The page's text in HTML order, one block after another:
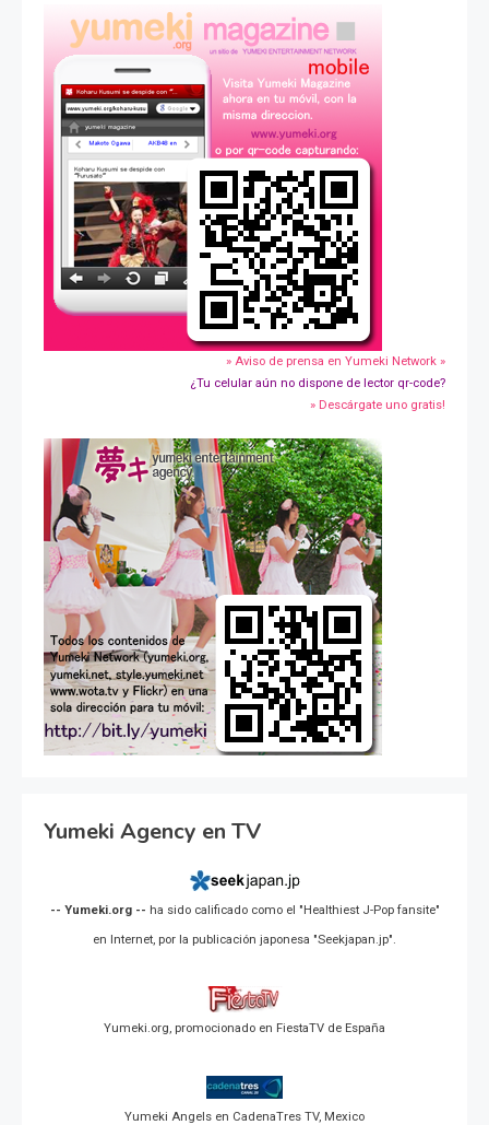
» Aviso de prensa en Yumeki Network »
¿Tu celular aún no dispone de lector qr-code?
» Descárgate uno gratis!
Yumeki Agency en TV
-- Yumeki.org -- ha sido calificado como el "Healthiest J-Pop fansite"
en Internet, por la publicación japonesa "Seekjapan.jp".
Yumeki.org, promocionado en FiestaTV de España
Yumeki Angels en CadenaTres TV, Mexico